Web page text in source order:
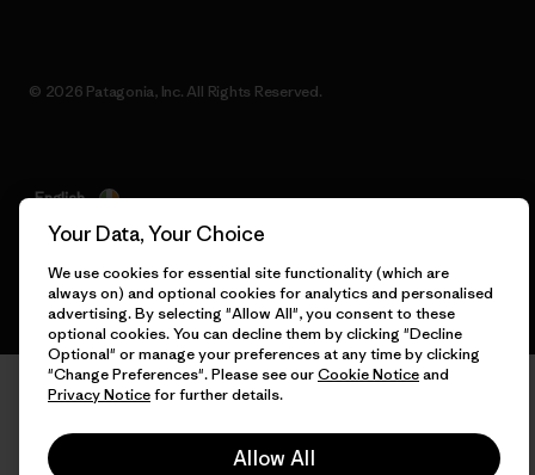
© 2026 Patagonia, Inc. All Rights Reserved.
English
Your Data, Your Choice
We use cookies for essential site functionality (which are
always on) and optional cookies for analytics and personalised
advertising. By selecting "Allow All", you consent to these
optional cookies. You can decline them by clicking "Decline
Optional" or manage your preferences at any time by clicking
"Change Preferences". Please see ourCookie Noticeand
Privacy Noticefor further details.
Allow All